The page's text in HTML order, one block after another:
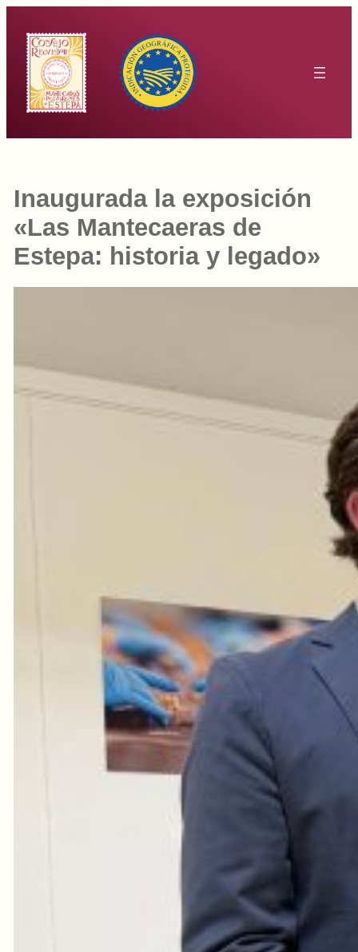
contenido
Inaugurada la exposición
«Las Mantecaeras de
Estepa: historia y legado»